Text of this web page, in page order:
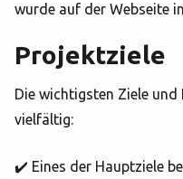
wurde auf der Webseite
Projektziele
Die wichtigsten Ziele und
vielfältig:
✔️ Eines der Hauptziele